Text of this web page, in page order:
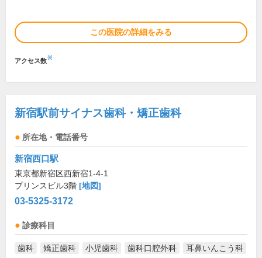
この医院の詳細をみる
アクセス数※
新宿駅前サイナス歯科・矯正歯科
所在地・電話番号
新宿西口駅
東京都新宿区西新宿1-4-1
プリンスビル3階 [地図]
03-5325-3172
診療科目
歯科 矯正歯科 小児歯科 歯科口腔外科 耳鼻いんこう科